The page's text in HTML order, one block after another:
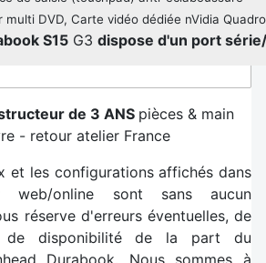
multi DVD, Carte vidéo dédiée nVidia Quadro
S15 G3 dispose d'un port
de 3 ANS pièces & main
- retour atelier France
et les configurations affichés dans
web/online sont sans aucun
réserve d'erreurs éventuelles, de
de disponibilité de la part du